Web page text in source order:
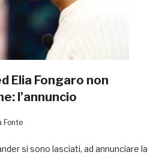
Elia Fongaro non
l’annuncio
Fonte
si sono lasciati, ad annunciare la